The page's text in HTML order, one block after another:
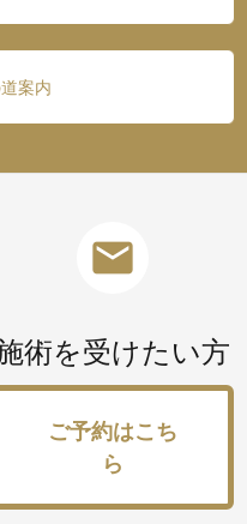
案内
mail
術を受けたい方
ご予約はこち
ら